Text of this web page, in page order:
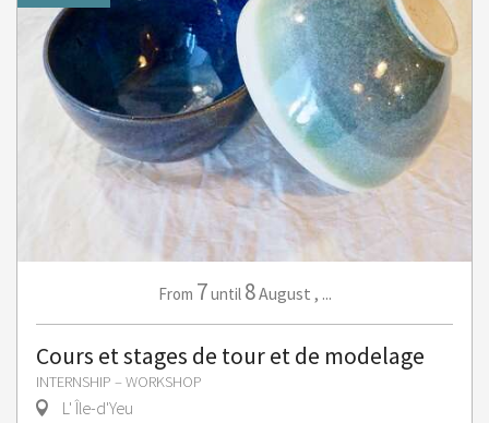
From 7until 8August , ...
Cours et stages de tour et de modelage
INTERNSHIP – WORKSHOP
L' Île-d'Yeu